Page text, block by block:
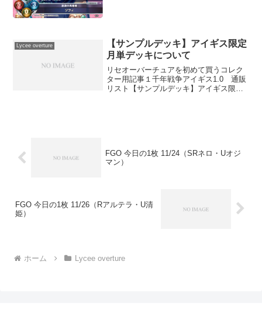
Lycee overture
【サンプルデッキ】アイギス限定
月単デッキについて
リセオーバーチュアを初めて買うコレク
ター用記事１千年戦争アイギス1.0 通販
リスト【サンプルデッキ】アイギス限定
FGO 今日の1枚 11/24（SRネロ・Uオジ
マン）
FGO 今日の1枚 11/26（Rアルテラ・U清
姫）
ホーム Lycee overture